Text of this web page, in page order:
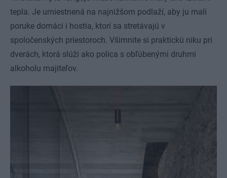
tepla. Je umiestnená na najnižšom podlaží, aby ju mali
poruke domáci i hostia, ktorí sa stretávajú v
spoločenských priestoroch. Všimnite si praktickú niku pri
dverách, ktorá slúži ako polica s obľúbenými druhmi
alkoholu majiteľov.